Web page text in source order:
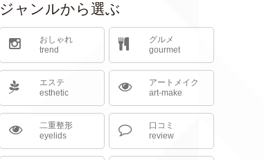
ジャンルから選ぶ
おしゃれ
trend
グルメ
gourmet
エステ
esthetic
アートメイク
art-make
二重整形
eyelids
口コミ
review